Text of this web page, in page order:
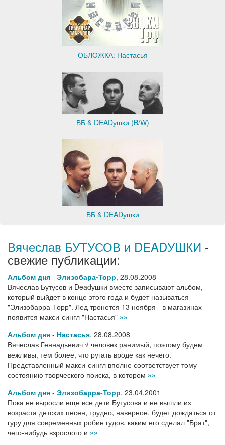
ОБЛОЖКА: Настасья
ВБ & DEADушки (B/W)
ВБ & DEADушки
Вячеслав БУТУСОВ и DEADУШКИ -
свежие публикации:
Альбом дня - Элизобара-Торр, 28.08.2008
Вячеслав Бутусов и Deadушки вместе записывают альбом,
который выйдет в конце этого года и будет называться
"Элизобарра-Торр". Лед тронется 13 ноября - в магазинах
появится макси-сингл "Настасья" »»
Альбом дня - Настасья, 28.08.2008
Вячеслав Геннадьевич √ человек ранимый, поэтому будем
вежливы, тем более, что ругать вроде как нечего.
Представленный макси-сингл вполне соответствует тому
состоянию творческого поиска, в котором »»
Альбом дня - Элизобарра-Торр, 23.04.2001
Пока не выросли еще все дети Бутусова и не вышли из
возраста детских песен, трудно, наверное, будет дождаться от
гуру для современных робин гудов, каким его сделал "Брат",
чего-нибудь взрослого и »»